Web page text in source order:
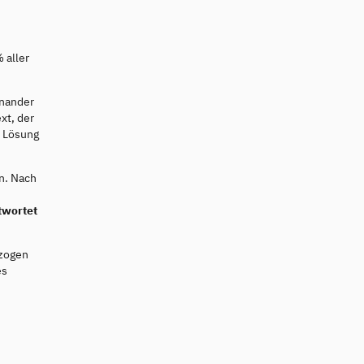
aller
der
Nach